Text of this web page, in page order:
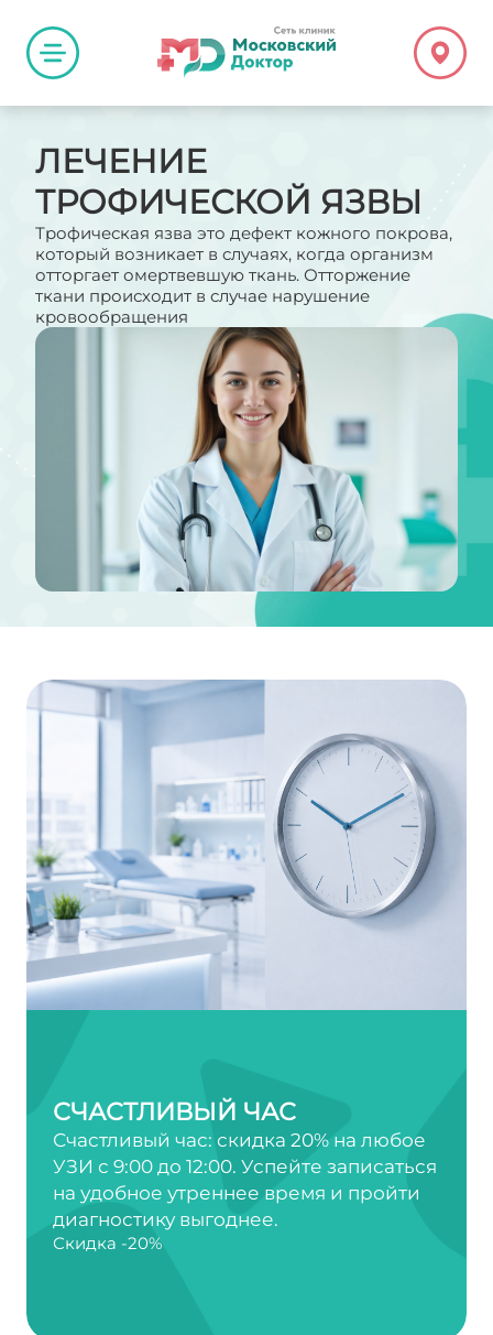
ЛЕЧЕНИЕ
ТРОФИЧЕСКОЙ ЯЗВЫ
Трофическая язва это дефект кожного покрова,
который возникает в случаях, когда организм
отторгает омертвевшую ткань. Отторжение
ткани происходит в случае нарушение
кровообращения
СЧАСТЛИВЫЙ ЧАС
Счастливый час: скидка 20% на любое
УЗИ с 9:00 до 12:00. Успейте записаться
на удобное утреннее время и пройти
диагностику выгоднее.
Скидка -20%